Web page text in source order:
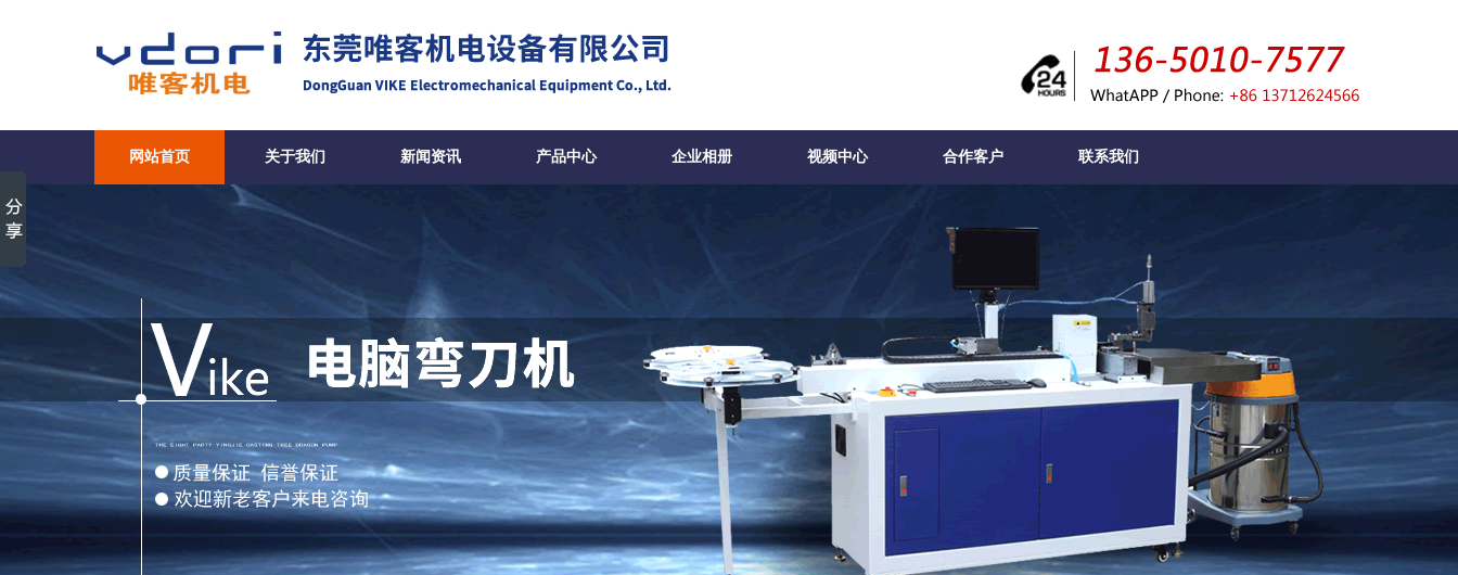
VK04型电脑自动弯刀机-弯刀机-东莞唯客机
电设备有限公司
网站首页 关于我们 新闻资讯 产品中心 企业相册 视频中心 合作客户 联系我们